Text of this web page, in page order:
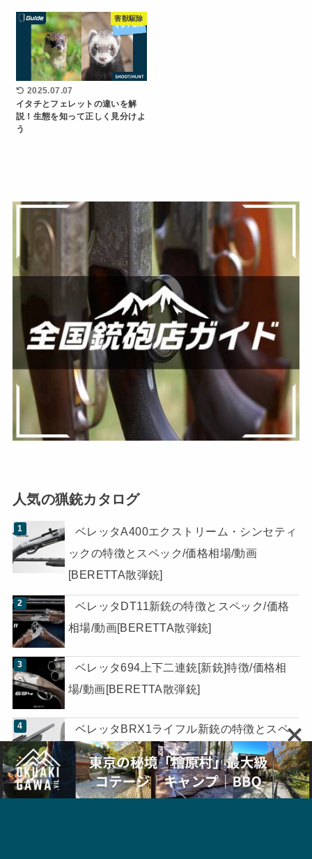
害獣駆除
2025.07.07
イタチとフェレットの違いを解
説！生態を知って正しく見分けよ
う
人気の猟銃カタログ
ベレッタA400エクストリーム・シンセティ
ックの特徴とスペック/価格相場/動画
[BERETTA散弾銃]
ベレッタDT11新銃の特徴とスペック/価格
相場/動画[BERETTA散弾銃]
ベレッタ694上下二連銃[新銃]特徴/価格相
場/動画[BERETTA散弾銃]
ベレッタBRX1ライフル新銃の特徴とスペ
ック/動画/価格[BERETTA]
[Perazzi HIGH TECH 2020]ペラッツィのク